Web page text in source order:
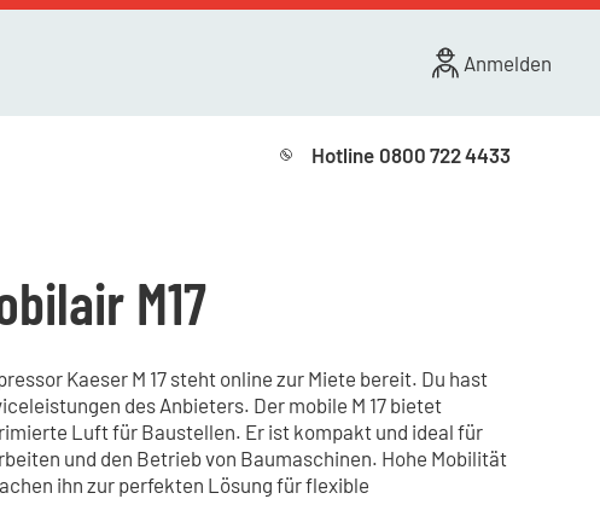
Anmelden
Hotline 0800 722 4433
M17
Kaeser M 17 steht online zur Miete bereit. Du hast
des Anbieters. Der mobile M 17 bietet
Luft für Baustellen. Er ist kompakt und ideal für
und den Betrieb von Baumaschinen. Hohe Mobilität
ihn zur perfekten Lösung für flexible